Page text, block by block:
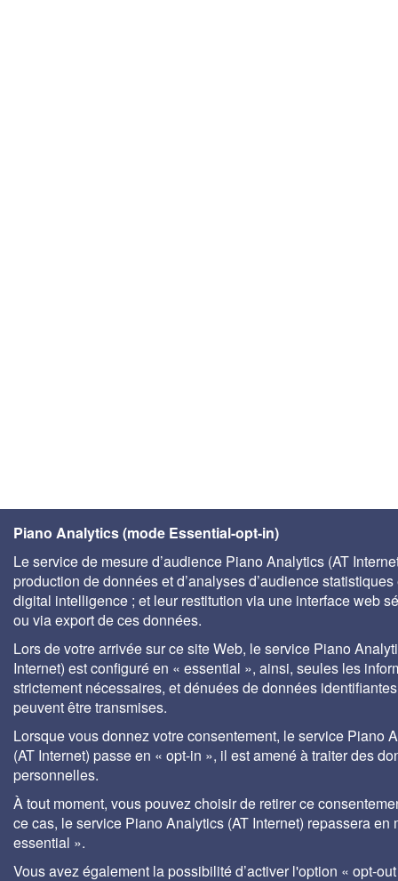
Piano Analytics (mode Essential-opt-in)
Le service de mesure d’audience Piano Analytics (AT
production de données et d’analyses d’audience statistiques
digital intelligence ; et leur restitution via une interface web
ou via export de ces données.
Lors de votre arrivée sur ce site Web, le service Piano
Internet) est configuré en « essential », ainsi, seules les
strictement nécessaires, et dénuées de données
peuvent être transmises.
Lorsque vous donnez votre consentement, le service Piano
(AT Internet) passe en « opt-in », il est amené à traiter des
personnelles.
À tout moment, vous pouvez choisir de retirer ce
ce cas, le service Piano Analytics (AT Internet) repassera en
essential ».
Vous avez également la possibilité d’activer l'option « opt-